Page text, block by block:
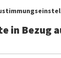
in Bezug